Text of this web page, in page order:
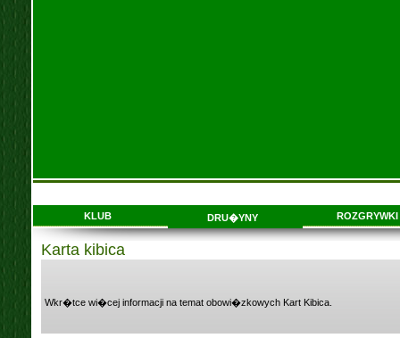
KLUB DRU�YNY ROZGRYWKI
Karta kibica
Wkr�tce wi�cej informacji na temat obowi�zkowych Kart Kibica.